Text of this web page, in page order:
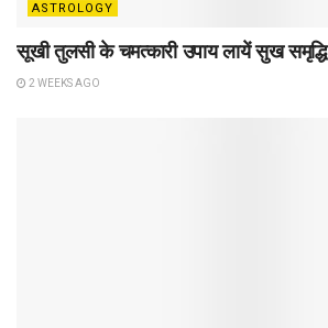
ASTROLOGY
सूखी तुलसी के चमत्कारी उपाय लायें सुख समृद्धि
2 WEEKS AGO